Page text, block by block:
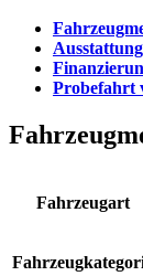
Ausstattung
Probefahrt
Fahrzeugart